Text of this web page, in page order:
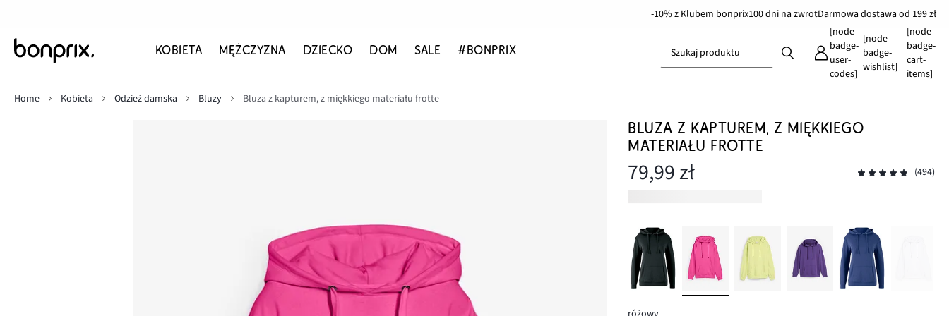
-10% z Klubem bonprix100 dni na zwrotDarmowa dostawa od 199 zł
KOBIETA MĘŻCZYZNA DZIECKO DOM SALE #BONPRIX Szukaj produktu
[node-
badge-
user-
codes]
[node-
badge-
wishlist]
[node-
badge-
cart-
items]
Home
Kobieta Odzież damska Bluzy Bluza z kapturem, z miękkiego materiału frotte
BLUZA Z KAPTUREM, Z MIĘKKIEGO
MATERIAŁU FROTTE
79,99 zł (494)